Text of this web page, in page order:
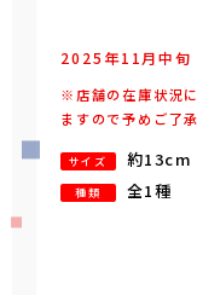
2025年11月中旬
※店舗の在庫状況
ますので予めご了
サイズ 約13cm
種類 全1種